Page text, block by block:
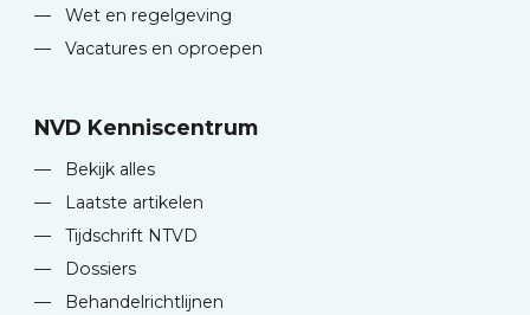
—
Wet en regelgeving
—
Vacatures en oproepen
NVD Kenniscentrum
—
Bekijk alles
—
Laatste artikelen
—
Tijdschrift NTVD
—
Dossiers
—
Behandelrichtlijnen